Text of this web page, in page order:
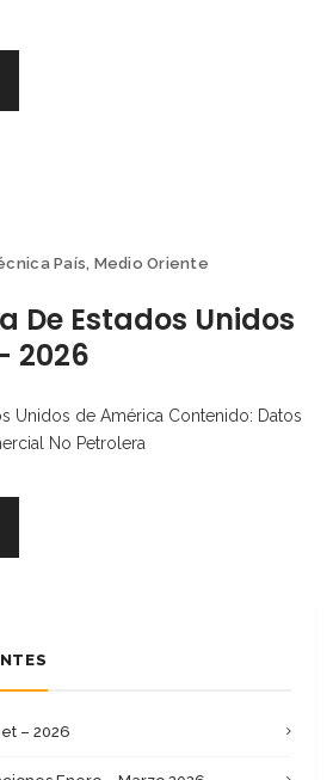
País, Medio Oriente
De Estados Unidos
2026
Unidos de América Contenido: Datos
No Petrolera
– 2026